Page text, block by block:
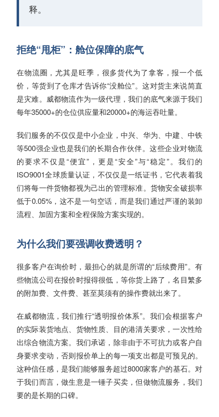
释。
拒绝“甩柜”：舱位保障的底气
在物流圈，尤其是旺季，很多货代为了拿客，报一个低
价，等货到了仓库才告诉你“没舱位”。这对货主来说简直
是灾难。威都物流作为一级代理，我们的底气来源于我们
每年35000+的仓位供应量和20000+的海运吞吐量。
我们服务的不仅仅是中小企业，中兴、华为、中建、中铁
等500强企业也是我们的长期合作伙伴。这些企业对物流
的要求不仅是“便宜”，更是“安全”与“稳定”。我们的
ISO9001全球质量认证，不仅仅是一纸证书，它代表着我
们将每一件货物都视为己出的管理标准。货物安全破损率
低于0.05%，这不是一句空话，而是我们通过严谨的装卸
流程、加固方案和全程保险方案实现的。
为什么我们要强调收费透明？
很多客户在询价时，最担心的就是所谓的“后续费用”。有
些物流公司在报价时报得很低，等你货上路了，名目繁多
的附加费、文件费、甚至莫须有的操作费就出来了。
在威都物流，我们推行“透明报价体系”。我们会根据客户
的实际装货地点、货物性质、目的港清关要求，一次性给
出综合物流方案。我们承诺，除非由于不可抗力或客户自
身要求变动，否则报价单上的每一项支出都是可预见的。
这种信任感，是我们能够服务超过8000家客户的基石。对
于我们而言，做生意是一锤子买卖，但做物流服务，我们
要的是长期的口碑。